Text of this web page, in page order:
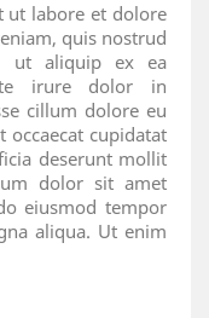
ut labore et dolore
quis nostrud
ut aliquip ex ea
irure dolor in
cillum dolore eu
occaecat cupidatat
deserunt mollit
dolor sit amet
eiusmod tempor
aliqua. Ut enim